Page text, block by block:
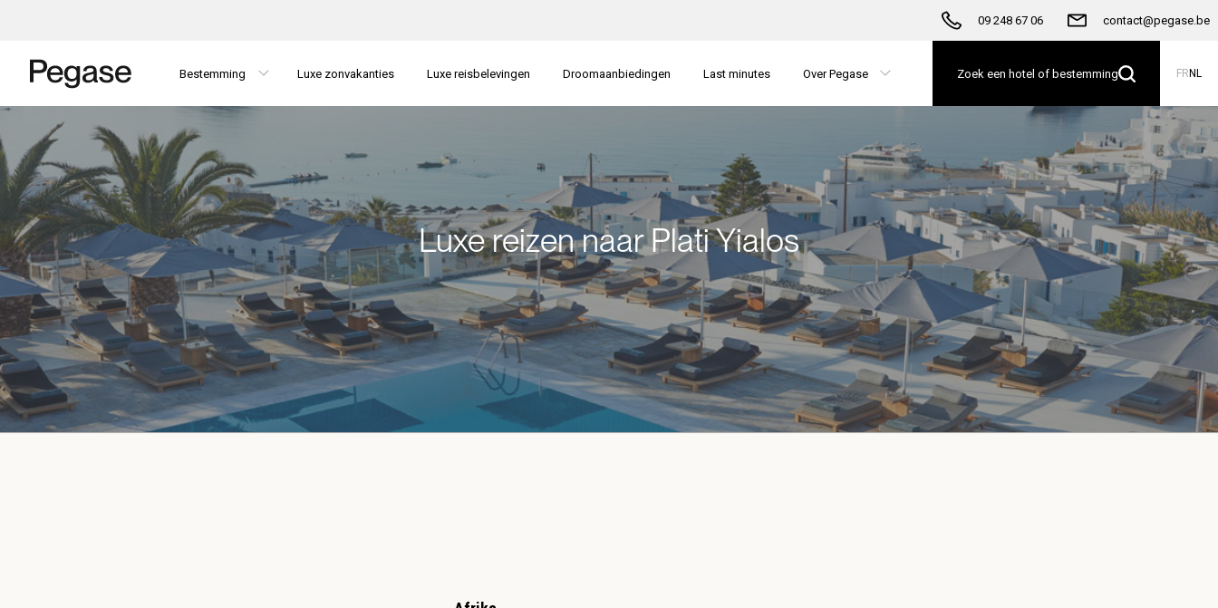
09 248 67 06 contact@pegase.be
Bestemming Luxe zonvakanties Luxe reisbelevingen Droomaanbiedingen Last minutes Over Pegase Zoek een hotel of bestemming FR NL
Luxe reizen naar Plati Yialos